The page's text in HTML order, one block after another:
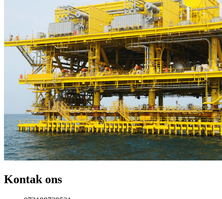
Kontak ons